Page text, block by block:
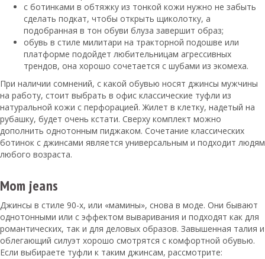
с ботинками в обтяжку из тонкой кожи нужно не забыть
сделать подкат, чтобы открыть щиколотку, а
подобранная в тон обуви блуза завершит образ;
обувь в стиле милитари на тракторной подошве или
платформе подойдет любительницам агрессивных
трендов, она хорошо сочетается с шубами из экомеха.
При наличии сомнений, с какой обувью носят джинсы мужчины
на работу, стоит выбрать в офис классические туфли из
натуральной кожи с перфорацией. Жилет в клетку, надетый на
рубашку, будет очень кстати. Сверху комплект можно
дополнить однотонным пиджаком. Сочетание классических
ботинок с джинсами является универсальным и подходит людям
любого возраста.
Mom jeans
Джинсы в стиле 90-х, или «мамины», снова в моде. Они бывают
однотонными или с эффектом вываривания и подходят как для
романтических, так и для деловых образов. Завышенная талия и
облегающий силуэт хорошо смотрятся с комфортной обувью.
Если выбираете туфли к таким джинсам, рассмотрите: